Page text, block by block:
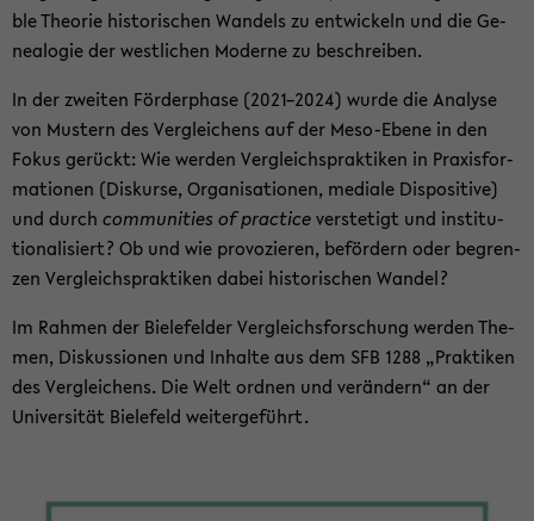
ble Theo­rie his­to­ri­schen Wan­dels zu ent­wi­ckeln und die Ge­
nea­lo­gie der west­li­chen Mo­der­ne zu be­schrei­ben.
In der zwei­ten För­der­pha­se (2021–2024) wurde die Ana­ly­se
von Mus­tern des Ver­glei­chens auf der Meso-​Ebene in den
Fokus ge­rückt: Wie wer­den Ver­gleichs­prak­ti­ken in Pra­xis­for­
ma­tio­nen (Dis­kur­se, Or­ga­ni­sa­tio­nen, me­dia­le Dis­po­si­ti­ve)
und durch com­mu­nities of prac­ti­cever­ste­tigt und in­sti­tu­
tio­na­li­siert? Ob und wie pro­vo­zie­ren, be­för­dern oder be­gren­
zen Ver­gleichs­prak­ti­ken dabei his­to­ri­schen Wan­del?
Im Rah­men der Bie­le­fel­der Ver­gleichs­for­schung wer­den The­
men, Dis­kus­sio­nen und In­hal­te aus dem SFB 1288 „Prak­ti­ken
des Ver­glei­chens. Die Welt ord­nen und ver­än­dern“ an der
Uni­ver­si­tät Bie­le­feld wei­ter­ge­führt.